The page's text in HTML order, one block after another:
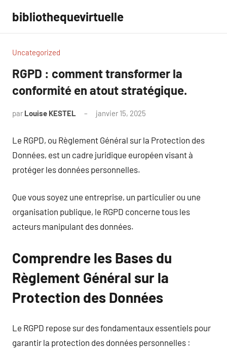
contenu
bibliothequevirtuelle
Uncategorized
RGPD : comment transformer la
conformité en atout stratégique.
par Louise KESTEL janvier 15, 2025
Le RGPD, ou Règlement Général sur la Protection des
Données, est un cadre juridique européen visant à
protéger les données personnelles.
Que vous soyez une entreprise, un particulier ou une
organisation publique, le RGPD concerne tous les
acteurs manipulant des données.
Comprendre les Bases du
Règlement Général sur la
Protection des Données
Le RGPD repose sur des fondamentaux essentiels pour
garantir la protection des données personnelles :